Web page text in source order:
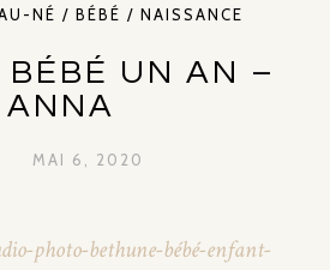
NÉ / BÉBÉ / NAISSANCE
BÉBÉ UN AN –
ANNA
MAI 6, 2020